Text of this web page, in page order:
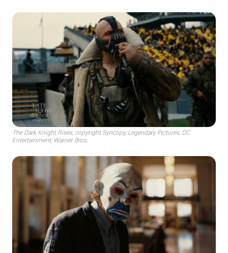
The Dark Knight Rises, copyright Syncopy, Legendary Pictures, DC
Entertainment, Warner Bros.